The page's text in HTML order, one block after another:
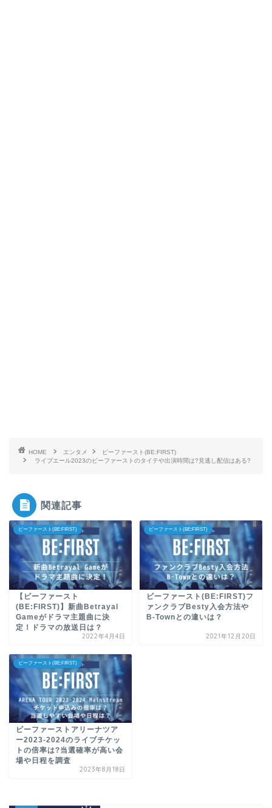
HOME エンタメ
ビーファースト(BE:FIRST)
ライブエール2023のビーファーストのタイテや出演時間は?見逃し配信はある?
関連記事
ビーファースト(BE:FIRST)
【ビーファースト
(BE:FIRST)】新曲Betrayal
Gameがドラマ主題曲に決
定！ドラマの放送日は？
2022年4月4日
ビーファースト(BE:FIRST)
ビーファースト(BE:FIRST)フ
ァンクラブBesty入会方法や
B-Townとの違いは？
2021年12月20日
ビーファースト(BE:FIRST)
ビーファーストアリーナツア
ー2023-2024のライブチケッ
トの倍率は?当選確率が高い会
場や日程を調査
2023年8月18日